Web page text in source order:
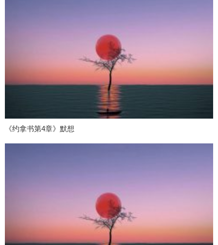
《约拿书第4章》默想